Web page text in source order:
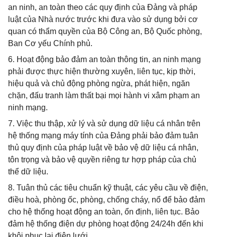
an ninh, an toàn theo các quy định của Đảng và pháp
luật của Nhà nước trước khi đưa vào sử dụng bởi cơ
quan có thẩm quyền của Bộ Công an, Bộ Quốc phòng,
Ban Cơ yếu Chính phủ.
6. Hoạt động bảo đảm an toàn thông tin, an ninh mạng
phải được thực hiện thường xuyên, liên tục, kịp thời,
hiệu quả và chủ động phòng ngừa, phát hiện, ngăn
chặn, đấu tranh làm thất bại mọi hành vi xâm phạm an
ninh mạng.
7. Việc thu thập, xử lý và sử dụng dữ liệu cá nhân trên
hệ thống mạng máy tính của Đảng phải bảo đảm tuân
thủ quy định của pháp luật về bảo vệ dữ liệu cá nhân,
tôn trọng và bảo vệ quyền riêng tư hợp pháp của chủ
thể dữ liệu.
8. Tuân thủ các tiêu chuẩn kỹ thuật, các yêu cầu về điện,
điều hoà, phòng ốc, phòng, chống cháy, nổ để bảo đảm
cho hệ thống hoạt động an toàn, ổn định, liên tục. Bảo
đảm hệ thống điện dự phòng hoạt động 24/24h đến khi